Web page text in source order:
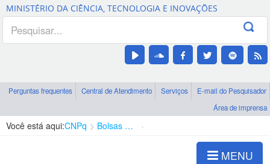
Canais
MINISTÉRIO DA CIÊNCIA, TECNOLOGIA E INOVAÇÕES
Perguntas frequentes Central de Atendimento Serviços
E-mail do Pesquisador
Área de imprensa
Você está aqui:CNPq Bolsas e Auxílios Vigentes
MENU